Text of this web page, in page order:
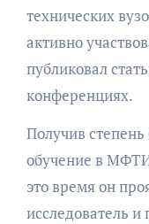
технических
активно
публиковал
конференциях.
Получив
обучение в
это время он
исследователь